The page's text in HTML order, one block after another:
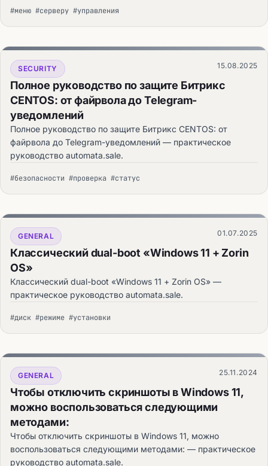
#меню #серверу #управления
SECURITY 15.08.2025
Полное руководство по защите Битрикс
CENTOS: от файрвола до Telegram-
уведомлений
Полное руководство по защите Битрикс CENTOS: от
файрвола до Telegram-уведомлений — практическое
руководство automata.sale.
#безопасности #проверка #статус
GENERAL 01.07.2025
Классический dual-boot «Windows 11 + Zorin
OS»
Классический dual-boot «Windows 11 + Zorin OS» —
практическое руководство automata.sale.
#диск #режиме #установки
GENERAL 25.11.2024
Чтобы отключить скриншоты в Windows 11,
можно воспользоваться следующими
методами:
Чтобы отключить скриншоты в Windows 11, можно
воспользоваться следующими методами: — практическое
руководство automata.sale.